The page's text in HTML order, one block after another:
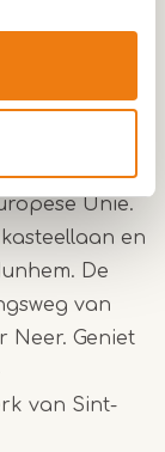
kerkhof.
En de
van de
de
Unie.
en
De
van
Neer. Geniet
van Sint-